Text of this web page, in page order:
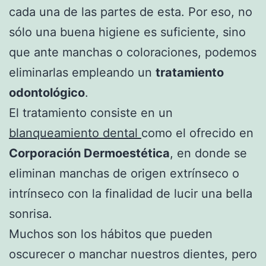
cada una de las partes de esta. Por eso, no
sólo una buena higiene es suficiente, sino
que ante manchas o coloraciones, podemos
eliminarlas empleando un tratamiento
odontológico.
El tratamiento consiste en un
blanqueamiento dental como el ofrecido en
Corporación Dermoestética, en donde se
eliminan manchas de origen extrínseco o
intrínseco con la finalidad de lucir una bella
sonrisa.
Muchos son los hábitos que pueden
oscurecer o manchar nuestros dientes, pero